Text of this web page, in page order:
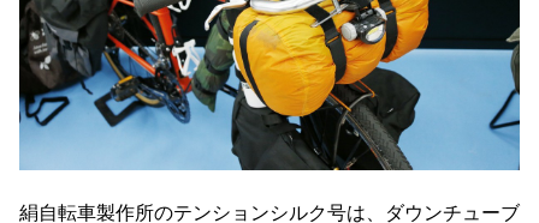
絹自転車製作所のテンションシルク号は、ダウンチューブ